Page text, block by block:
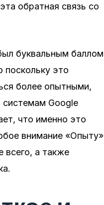
обратная связь со
буквальным баллом
поскольку это
более опытными,
Google
что именно это
внимание «Опыту»
а также